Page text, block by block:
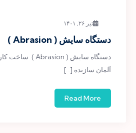
تیر ۲۶, ۱۴۰۱
دستگاه سایش ( Abrasion )
آلمان سازنده […]
Read More